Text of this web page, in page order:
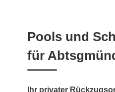
Pools und
für
Ihr privater